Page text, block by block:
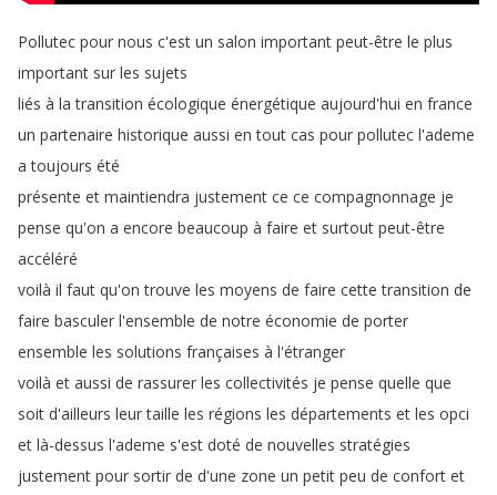
Pollutec pour nous c'est un salon important peut-être le plus
important sur les sujets
liés à la transition écologique énergétique aujourd'hui en france
un partenaire historique aussi en tout cas pour pollutec l'ademe
a toujours été
présente et maintiendra justement ce ce compagnonnage je
pense qu'on a encore beaucoup à faire et surtout peut-être
accéléré
voilà il faut qu'on trouve les moyens de faire cette transition de
faire basculer l'ensemble de notre économie de porter
ensemble les solutions françaises à l'étranger
voilà et aussi de rassurer les collectivités je pense quelle que
soit d'ailleurs leur taille les régions les départements et les opci
et là-dessus l'ademe s'est doté de nouvelles stratégies
justement pour sortir de d'une zone un petit peu de confort et